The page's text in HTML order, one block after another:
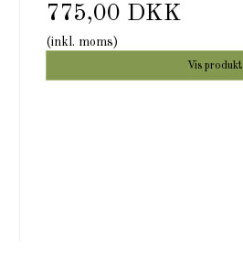
775,00 DKK
(inkl. moms)
Vis produkt